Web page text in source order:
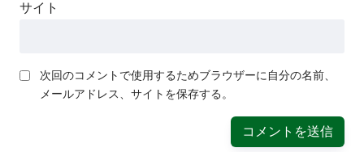
サイト
次回のコメントで使用するためブラウザーに自分の名前、
メールアドレス、サイトを保存する。